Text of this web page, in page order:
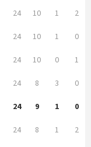
24 10 1
2
24 10 1
0
24 10 0
1
24 8 3
0
24 9 1
0
24 8 1
2